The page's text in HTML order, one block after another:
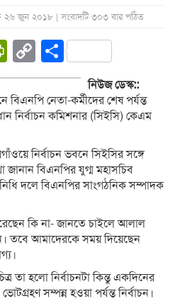
২৬ জুন ২০১৮ | সংবাদটি ৩০৩ বার পঠিত
PrintFriendly
Copy
Link
Share
নিউজ ডেস্ক::
বিএনপি নেতা-কর্মীদের শেষ পর্যন্ত
নির্বাচন কমিশনার (সিইসি) কেএম
নির্বাচন ভবনে সিইসির সঙ্গে
জানান বিএনপির যুগ্ম মহাসচিব
দলে বিএনপির সাংগঠনিক সম্পাদক
কি না- জানতে চাইলে আলাল
তবে আমাদেরকে সময় দিয়েছেন
তা হলো নির্বাচনটা কিন্তু একদিনের
সম্পন্ন হওয়া পর্যন্ত নির্বাচন।